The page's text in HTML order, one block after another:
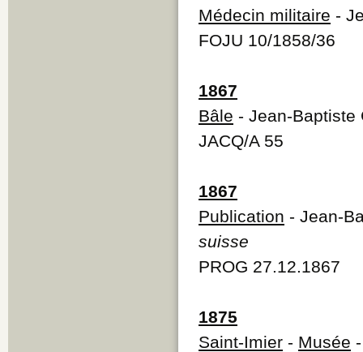
Médecin militaire -
FOJU 10/1858/36
1867
Bâle - Jean-Baptiste
JACQ/A 55
1867
Publication - Jean-
suisse
PROG 27.12.1867
1875
Saint-Imier - Musée